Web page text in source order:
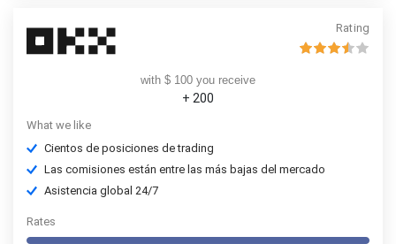
Rating
with $ 100 you receive
+ 200
What we like
Cientos de posiciones de trading
Las comisiones están entre las más bajas del mercado
Asistencia global 24/7
Rates